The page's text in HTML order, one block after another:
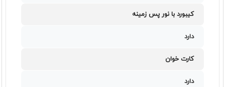
کیبورد با نور پس زمینه
دارد
کارت خوان
دارد